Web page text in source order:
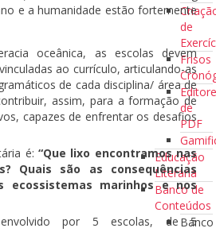
de
Frisos
de
PDF
Educação
Literária
Banco de
Conteúdos
Banco
e a humanidade estão fortemente
oceânica, as escolas devem
ao currículo, articulando-as
de cada disciplina/ área de
assim, para a formação de
capazes de enfrentar os desafios
é: “Que lixo encontramos nas
Quais são as consequências
ecossistemas marinhos e nos
por 5 escolas, de 5